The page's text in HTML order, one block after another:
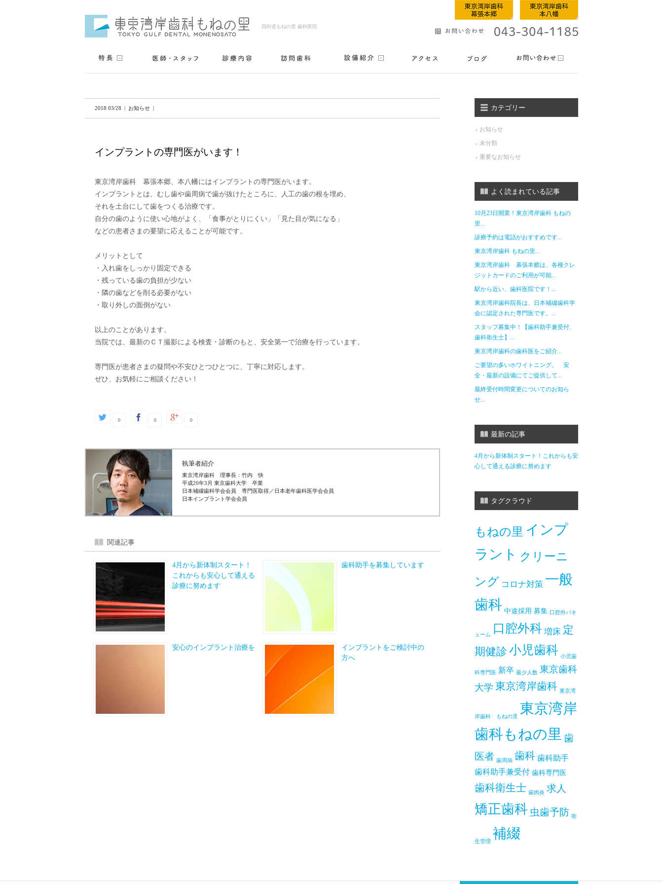
四街道もねの里 歯科医院
2018 03/28 | お知らせ |
インプラントの専門医がいます！
東京湾岸歯科　幕張本郷、本八幡にはインプラントの専門医がいます。
インプラントとは、むし歯や歯周病で歯が抜けたところに、人工の歯の根を埋め、
それを土台にして歯をつくる治療です。
自分の歯のように使い心地がよく、「食事がとりにくい」「見た目が気になる」
などの患者さまの要望に応えることが可能です。
メリットとして
・入れ歯をしっかり固定できる
・残っている歯の負担が少ない
・隣の歯などを削る必要がない
・取り外しの面倒がない
以上のことがあります。
当院では、最新のＣＴ撮影による検査・診断のもと、安全第一で治療を行っています。
専門医が患者さまの疑問や不安ひとつひとつに、丁寧に対応します。
ぜひ、お気軽にご相談ください！
0 0 0
執筆者紹介
東京湾岸歯科 理事長：竹内 快
平成20年3月 東京歯科大学 卒業
日本補綴歯科学会会員 専門医取得／日本老年歯科医学会会員
日本インプラント学会会員
関連記事
4月から新体制スタート！
これからも安心して通える
診療に努めます
歯科助手を募集しています
安心のインプラント治療を
インプラントをご検討中の
方へ
カテゴリー
お知らせ
未分類
重要なお知らせ
よく読まれている記事
10月23日開業！東京湾岸歯科 もねの
里...
診療予約は電話がおすすめです...
東京湾岸歯科 もねの里...
東京湾岸歯科 幕張本郷は、各種クレ
ジットカードのご利用が可能...
駅から近い、歯科医院です！...
東京湾岸歯科院長は、日本補綴歯科学
会に認定された専門医です。...
スタッフ募集中！【歯科助手兼受付、
歯科衛生士】...
東京湾岸歯科の歯科医をご紹介...
ご要望の多いホワイトニング。 安
全・最新の設備にてご提供して...
最終受付時間変更についてのお知ら
せ...
最新の記事
4月から新体制スタート！これからも安
心して通える診療に努めます
タグクラウド
もねの里 インプ
ラント クリーニ
ング コロナ対策 一般
歯科 中途採用 募集 口腔外バキ
ューム 口腔外科 増床 定
期健診 小児歯科 小児歯
科専門医 新卒 最少人数 東京歯科
大学 東京湾岸歯科 東京湾
岸歯科 もねの里
東京湾岸
歯科もねの里 歯
医者 歯周病 歯科 歯科助手
歯科助手兼受付 歯科専門医
歯科衛生士 歯肉炎 求人
矯正歯科 虫歯予防 衛
生管理
補綴